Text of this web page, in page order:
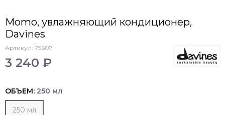
Momo, увлажняющий кондиционер,
Davines
Артикул: 75607
3 240 ₽
ОБЪЕМ: 250 мл
250 мл